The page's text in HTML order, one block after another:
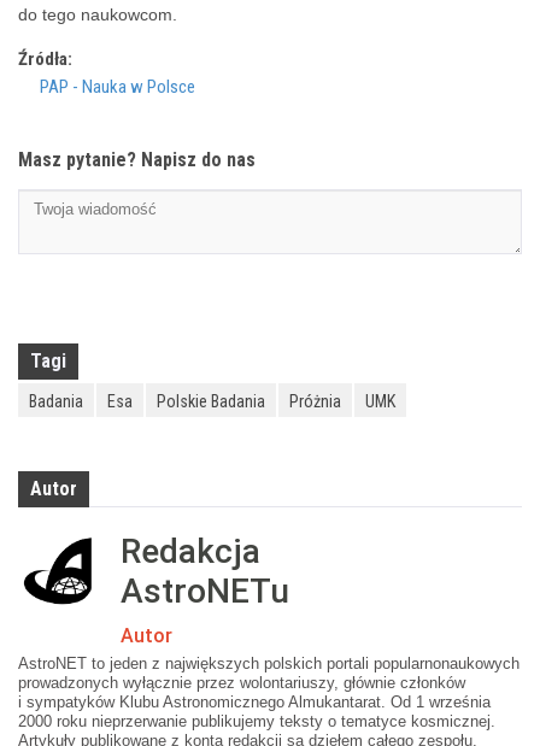
do tego naukowcom.
Źródła:
PAP - Nauka w Polsce
Masz pytanie? Napisz do nas
Tagi
Badania Esa Polskie Badania Próżnia UMK
Autor
Redakcja
AstroNETu
Autor
AstroNET to jeden z największych polskich portali popularnonaukowych
prowadzonych wyłącznie przez wolontariuszy, głównie członków
i sympatyków Klubu Astronomicznego Almukantarat. Od 1 września
2000 roku nieprzerwanie publikujemy teksty o tematyce kosmicznej.
Artykuły publikowane z konta redakcji są dziełem całego zespołu,